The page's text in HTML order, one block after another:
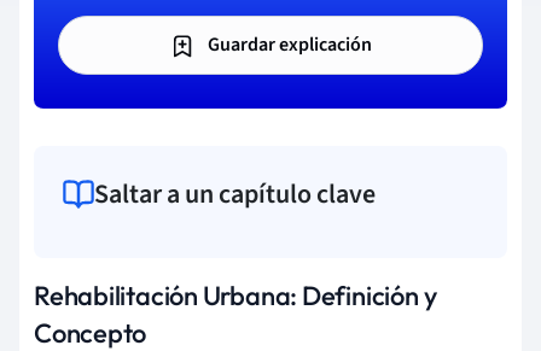
Guardar explicación
Saltar a un capítulo clave
Rehabilitación Urbana: Definición y
Concepto